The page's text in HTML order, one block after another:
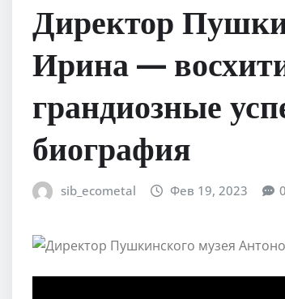
Директор
Ирина —
грандиозные
биография
sib_ecometal Фев 19, 2023 0